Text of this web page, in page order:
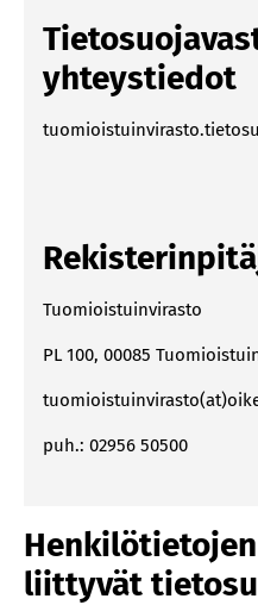
Tuomioistuinlaitoksen
Hankinnat
Kävijäseuranta ja
Yhteisrekisterinpitäjyys
tietojärjestelmissä
Tietosuojaan liittyvät
Kuka käsittelee
yhteystiedot
Tuomioistuinvirasto
PL 100, 00085
puh.: 02956 50500
liittyvät